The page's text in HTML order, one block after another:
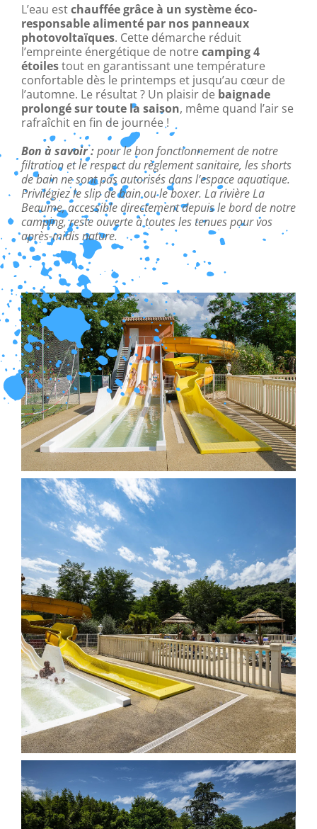
L’eau estchauffée grâce à un système éco-
responsable alimenté par nos panneaux
photovoltaïques. Cette démarche réduit
l’empreinte énergétique de notrecamping 4
étoilestout en garantissant une température
confortable dès le printemps et jusqu’au cœur de
l’automne. Le résultat ? Un plaisir de baignade
prolongé sur toute la saison, même quand l’air se
rafraîchit en fin de journée !
Bon à savoir :pour le bon fonctionnement de notre
filtration et le respect du règlement sanitaire, les shorts
de bain ne sont pas autorisés dans l’espace aquatique.
Privilégiez le slip de bain ou le boxer. La rivière La
Beaume, accessible directement depuis le bord de notre
camping, reste ouverte à toutes les tenues pour vos
après-midis nature.